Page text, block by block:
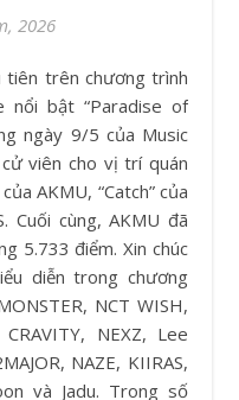
2026
nổi bật “Paradise of
ngày 9/5 của Music
viên cho vị trí quán
AKMU, “Catch” của
Cuối cùng, AKMU đã
5.733 điểm. Xin chúc
diễn trong chương
NCT WISH,
NEXZ, Lee
NAZE, KIIRAS,
và Jadu. Trong số